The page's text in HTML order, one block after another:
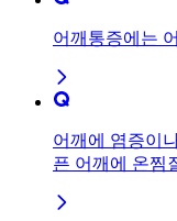
어깨통증에는
어깨에 염증이
픈 어깨에 온찜